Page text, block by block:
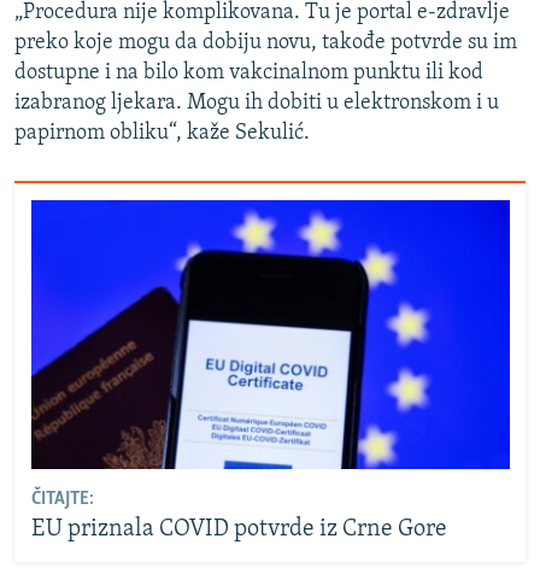
„Procedura nije komplikovana. Tu je portal e-zdravlje
preko koje mogu da dobiju novu, takođe potvrde su im
dostupne i na bilo kom vakcinalnom punktu ili kod
izabranog ljekara. Mogu ih dobiti u elektronskom i u
papirnom obliku“, kaže Sekulić.
ČITAJTE:
EU priznala COVID potvrde iz Crne Gore